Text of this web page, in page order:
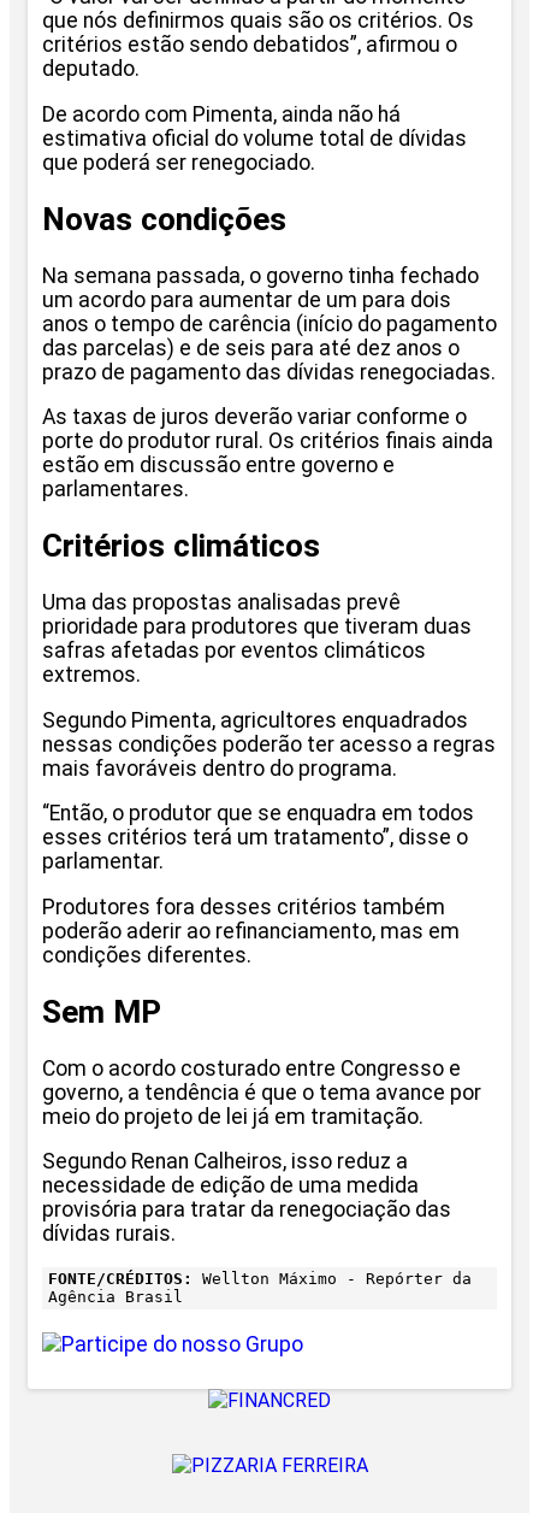
que nós definirmos quais são os critérios. Os
critérios estão sendo debatidos”, afirmou o
deputado.
De acordo com Pimenta, ainda não há
estimativa oficial do volume total de dívidas
que poderá ser renegociado.
Novas condições
Na semana passada, o governo tinha fechado
um acordo para aumentar de um para dois
anos o tempo de carência (início do pagamento
das parcelas) e de seis para até dez anos o
prazo de pagamento das dívidas renegociadas.
As taxas de juros deverão variar conforme o
porte do produtor rural. Os critérios finais ainda
estão em discussão entre governo e
parlamentares.
Critérios climáticos
Uma das propostas analisadas prevê
prioridade para produtores que tiveram duas
safras afetadas por eventos climáticos
extremos.
Segundo Pimenta, agricultores enquadrados
nessas condições poderão ter acesso a regras
mais favoráveis dentro do programa.
“Então, o produtor que se enquadra em todos
esses critérios terá um tratamento”, disse o
parlamentar.
Produtores fora desses critérios também
poderão aderir ao refinanciamento, mas em
condições diferentes.
Sem MP
Com o acordo costurado entre Congresso e
governo, a tendência é que o tema avance por
meio do projeto de lei já em tramitação.
Segundo Renan Calheiros, isso reduz a
necessidade de edição de uma medida
provisória para tratar da renegociação das
dívidas rurais.
FONTE/CRÉDITOS:
Wellton Máximo - Repórter da
Agência Brasil